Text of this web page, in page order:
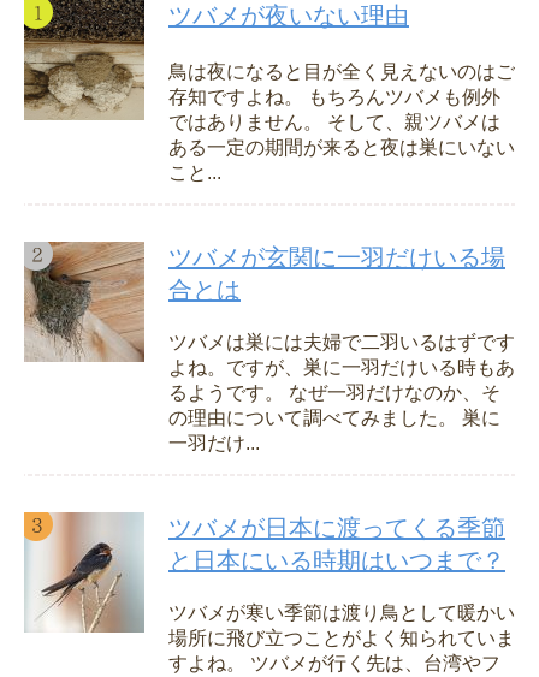
ツバメが夜いない理由
鳥は夜になると目が全く見えないのはご
存知ですよね。 もちろんツバメも例外
ではありません。 そして、親ツバメは
ある一定の期間が来ると夜は巣にいない
こと...
ツバメが玄関に一羽だけいる場
合とは
ツバメは巣には夫婦で二羽いるはずです
よね。ですが、巣に一羽だけいる時もあ
るようです。 なぜ一羽だけなのか、そ
の理由について調べてみました。 巣に
一羽だけ...
ツバメが日本に渡ってくる季節
と日本にいる時期はいつまで？
ツバメが寒い季節は渡り鳥として暖かい
場所に飛び立つことがよく知られていま
すよね。 ツバメが行く先は、台湾やフ